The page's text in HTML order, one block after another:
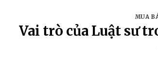
MUA
Vai trò của Luật sư